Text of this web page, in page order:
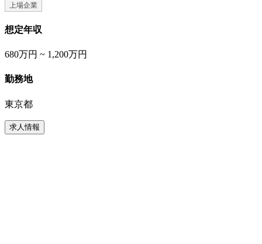
上場企業
想定年収
680万円 ~ 1,200万円
勤務地
東京都
求人情報